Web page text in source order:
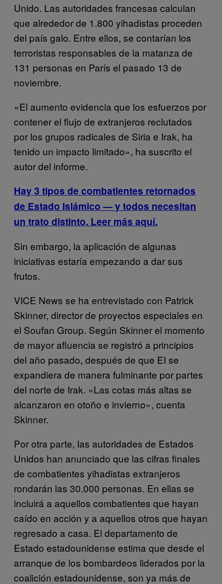
Unido. Las autoridades francesas calculan
que alrededor de 1.800 yihadistas proceden
del país galo. Entre ellos, se contarían los
terroristas responsables de la matanza de
131 personas en París el pasado 13 de
noviembre.
«El aumento evidencia que los esfuerzos por
contener el flujo de extranjeros reclutados
por los grupos radicales de Siria e Irak, ha
tenido un impacto limitado», ha suscrito el
autor del informe.
Hay 3 tipos de combatientes retornados
de Estado Islámico — y todos necesitan
un trato distinto. Leer más aquí.
Sin embargo, la aplicación de algunas
iniciativas estaría empezando a dar sus
frutos.
VICE News se ha entrevistado con Patrick
Skinner, director de proyectos especiales en
el Soufan Group. Según Skinner el momento
de mayor afluencia se registró a principios
del año pasado, después de que EI se
expandiera de manera fulminante por partes
del norte de Irak. «Las cotas más altas se
alcanzaron en otoño e invierno», cuenta
Skinner.
Por otra parte, las autoridades de Estados
Unidos han anunciado que las cifras finales
de combatientes yihadistas extranjeros
rondarán las 30.000 personas. En ellas se
incluirá a aquellos combatientes que hayan
caído en acción y a aquellos otros que hayan
regresado a casa. El departamento de
Estado estadounidense estima que desde el
arranque de los bombardeos liderados por la
coalición estadounidense, son ya más de